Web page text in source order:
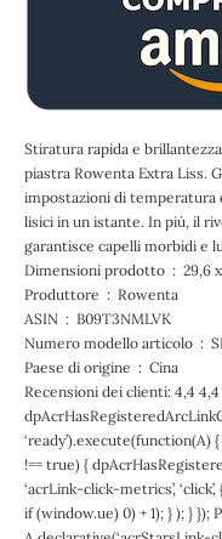
Stiratura rapida e
piastra Rowenta Extra Liss.
impostazioni di temperatura
lisici in un istante. In più, il
garantisce capelli morbidi e
Dimensioni
Produttore ‏ : ‎ Rowenta
ASIN ‏ : ‎ B09T3NMLVK
Numero
Paese di origine ‏ : ‎ Cina
Recensioni dei clienti: 4,4
!== true) {
‘acrLink-click-metrics’,
if (window.ue) 0) + 1); } ); } });